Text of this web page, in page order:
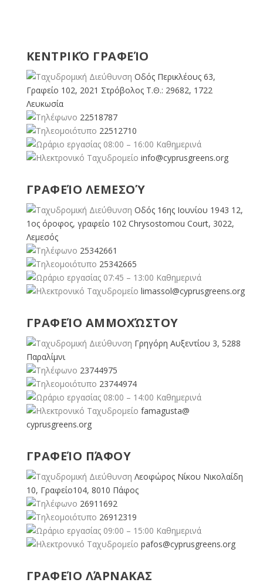
ΚΕΝΤΡΙΚΌ ΓΡΑΦΕΊΟ
Οδός Περικλέους 63,
Γραφείο 102, 2021 Στρόβολος Τ.Θ.: 29682, 1722
Λευκωσία
22518787
22512710
08:00 – 16:00 Καθημερινά
info@cyprusgreens.org
ΓΡΑΦΕΊΟ ΛΕΜΕΣΟΎ
Οδός 16ης Ιουνίου 1943 12,
1ος όροφος, γραφείο 102 Chrysostomou Court, 3022,
Λεμεσός
25342661
25342665
07:45 – 13:00 Καθημερινά
limassol@cyprusgreens.org
ΓΡΑΦΕΊΟ ΑΜΜΟΧΏΣΤΟΥ
Γρηγόρη Αυξεντίου 3, 5288
Παραλίμνι
23744975
23744974
08:00 – 14:00 Καθημερινά
famagusta@
cyprusgreens.org
ΓΡΑΦΕΊΟ ΠΆΦΟΥ
Λεοφώρος Νίκου Νικολαίδη
10, Γραφείο104, 8010 Πάφος
26911692
26912319
09:00 – 15:00 Καθημερινά
pafos@cyprusgreens.org
ΓΡΑΦΕΊΟ ΛΆΡΝΑΚΑΣ